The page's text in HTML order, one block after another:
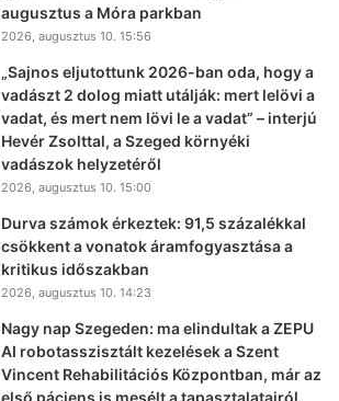
augusztus a Móra parkban
2026, augusztus 10. 15:56
„Sajnos eljutottunk 2026-ban oda, hogy a
vadászt 2 dolog miatt utálják: mert lelövi a
vadat, és mert nem lövi le a vadat” – interjú
Hevér Zsolttal, a Szeged környéki
vadászok helyzetéről
2026, augusztus 10. 15:00
Durva számok érkeztek: 91,5 százalékkal
csökkent a vonatok áramfogyasztása a
kritikus időszakban
2026, augusztus 10. 14:23
Nagy nap Szegeden: ma elindultak a ZEPU
AI robotasszisztált kezelések a Szent
Vincent Rehabilitációs Központban, már az
első páciens is mesélt a tapasztalatairól